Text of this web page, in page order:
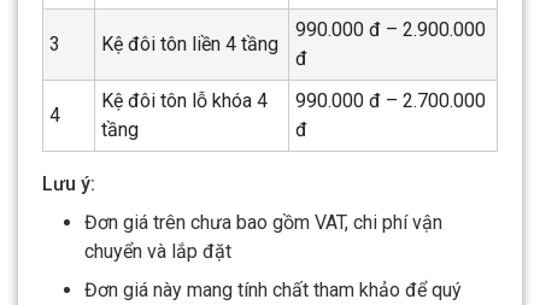
3 Kệ đôi tôn liền 4 tầng
990.000 đ – 2.900.000
đ
4
Kệ đôi tôn lỗ khóa 4
tầng
990.000 đ – 2.700.000
đ
Lưu ý:
Đơn giá trên chưa bao gồm VAT, chi phí vận
chuyển và lắp đặt
Đơn giá này mang tính chất tham khảo để quý